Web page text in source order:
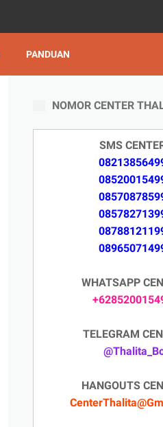
PANDUAN
NOMOR CENTER
SMS
WHATSAPP
TELEGRAM
HANGOUTS